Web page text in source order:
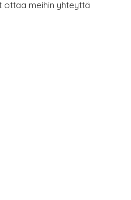
ottaa meihin yhteyttä